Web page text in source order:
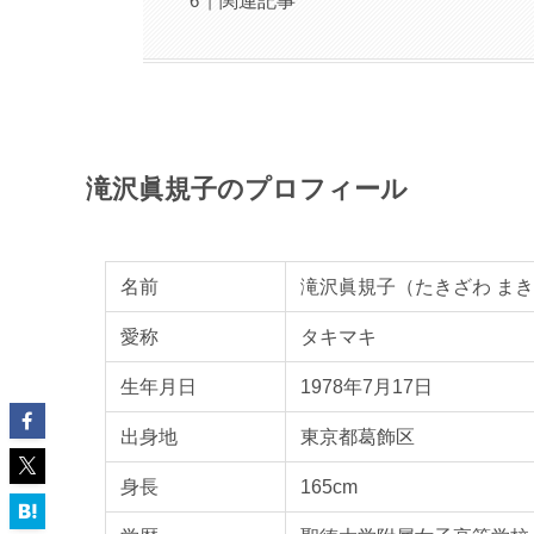
滝沢眞規子のプロフィール
名前 滝沢眞規子（たきざわ ま
愛称 タキマキ
生年月日 1978年7月17日
出身地 東京都葛飾区
身長 165cm